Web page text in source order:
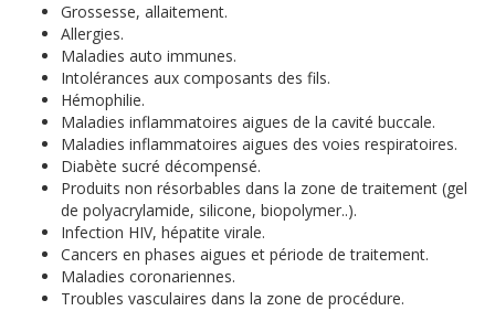
Grossesse, allaitement.
Allergies.
Maladies auto immunes.
Intolérances aux composants des fils.
Hémophilie.
Maladies inflammatoires aigues de la cavité buccale.
Maladies inflammatoires aigues des voies respiratoires.
Diabète sucré décompensé.
Produits non résorbables dans la zone de traitement (gel
de polyacrylamide, silicone, biopolymer..).
Infection HIV, hépatite virale.
Cancers en phases aigues et période de traitement.
Maladies coronariennes.
Troubles vasculaires dans la zone de procédure.